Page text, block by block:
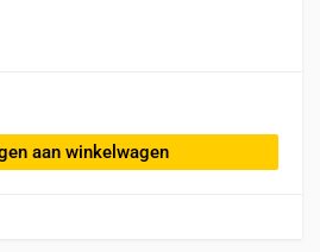
aan winkelwagen